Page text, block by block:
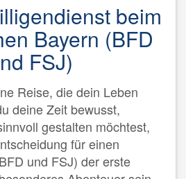
beim
Bayern (BFD
FSJ)
Reise, die dein Leben
deine Zeit bewusst,
gestalten möchtest,
für einen
und FSJ) der erste